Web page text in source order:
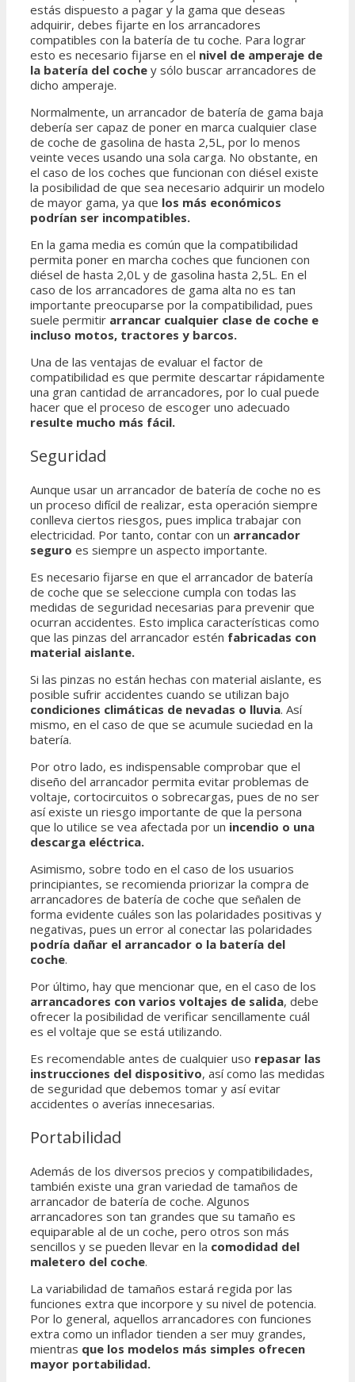
estás dispuesto a pagar y la gama que deseas
adquirir, debes fijarte en los arrancadores
compatibles con la batería de tu coche. Para lograr
esto es necesario fijarse en el nivel de amperaje de
la batería del coche y sólo buscar arrancadores de
dicho amperaje.
Normalmente, un arrancador de batería de gama baja
debería ser capaz de poner en marca cualquier clase
de coche de gasolina de hasta 2,5L, por lo menos
veinte veces usando una sola carga. No obstante, en
el caso de los coches que funcionan con diésel existe
la posibilidad de que sea necesario adquirir un modelo
de mayor gama, ya que los más económicos
podrían ser incompatibles.
En la gama media es común que la compatibilidad
permita poner en marcha coches que funcionen con
diésel de hasta 2,0L y de gasolina hasta 2,5L. En el
caso de los arrancadores de gama alta no es tan
importante preocuparse por la compatibilidad, pues
suele permitir arrancar cualquier clase de coche e
incluso motos, tractores y barcos.
Una de las ventajas de evaluar el factor de
compatibilidad es que permite descartar rápidamente
una gran cantidad de arrancadores, por lo cual puede
hacer que el proceso de escoger uno adecuado
resulte mucho más fácil.
Seguridad
Aunque usar un arrancador de batería de coche no es
un proceso difícil de realizar, esta operación siempre
conlleva ciertos riesgos, pues implica trabajar con
electricidad. Por tanto, contar con un arrancador
seguro es siempre un aspecto importante.
Es necesario fijarse en que el arrancador de batería
de coche que se seleccione cumpla con todas las
medidas de seguridad necesarias para prevenir que
ocurran accidentes. Esto implica características como
que las pinzas del arrancador estén fabricadas con
material aislante.
Si las pinzas no están hechas con material aislante, es
posible sufrir accidentes cuando se utilizan bajo
condiciones climáticas de nevadas o lluvia. Así
mismo, en el caso de que se acumule suciedad en la
batería.
Por otro lado, es indispensable comprobar que el
diseño del arrancador permita evitar problemas de
voltaje, cortocircuitos o sobrecargas, pues de no ser
así existe un riesgo importante de que la persona
que lo utilice se vea afectada por un incendio o una
descarga eléctrica.
Asimismo, sobre todo en el caso de los usuarios
principiantes, se recomienda priorizar la compra de
arrancadores de batería de coche que señalen de
forma evidente cuáles son las polaridades positivas y
negativas, pues un error al conectar las polaridades
podría dañar el arrancador o la batería del
coche.
Por último, hay que mencionar que, en el caso de los
arrancadores con varios voltajes de salida, debe
ofrecer la posibilidad de verificar sencillamente cuál
es el voltaje que se está utilizando.
Es recomendable antes de cualquier uso repasar las
instrucciones del dispositivo, así como las medidas
de seguridad que debemos tomar y así evitar
accidentes o averías innecesarias.
Portabilidad
Además de los diversos precios y compatibilidades,
también existe una gran variedad de tamaños de
arrancador de batería de coche. Algunos
arrancadores son tan grandes que su tamaño es
equiparable al de un coche, pero otros son más
sencillos y se pueden llevar en la comodidad del
maletero del coche.
La variabilidad de tamaños estará regida por las
funciones extra que incorpore y su nivel de potencia.
Por lo general, aquellos arrancadores con funciones
extra como un inflador tienden a ser muy grandes,
mientras que los modelos más simples ofrecen
mayor portabilidad.